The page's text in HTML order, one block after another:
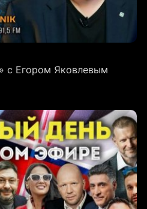
с Егором Яковлевым